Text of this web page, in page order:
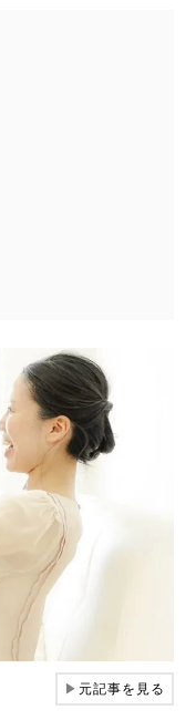
▶元記事を見る